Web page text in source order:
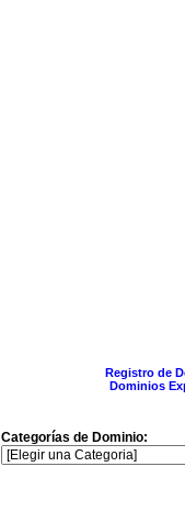
Registro de
Dominios
Categorías de Dominio: